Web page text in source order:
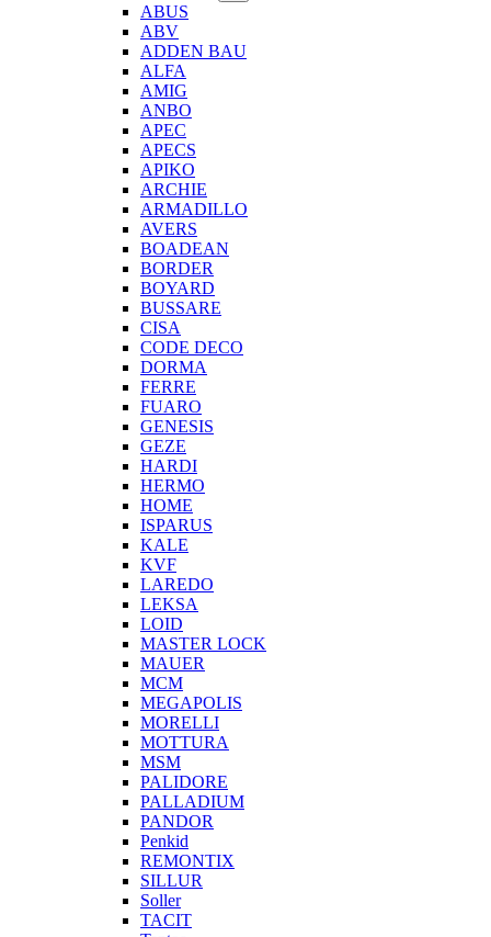
ABUS
ABV
ADDEN BAU
ALFA
AMIG
ANBO
APEC
APECS
APIKO
ARCHIE
ARMADILLO
AVERS
BOADEAN
BORDER
BOYARD
BUSSARE
CISA
CODE DECO
DORMA
FERRE
FUARO
GENESIS
GEZE
HARDI
HERMO
HOMЕ
ISPARUS
KALE
KVF
LAREDO
LEKSA
LOID
MASTER LOCK
MAUER
MCM
MEGAPOLIS
MORELLI
MOTTURA
MSM
PALIDORE
PALLADIUM
PANDOR
Penkid
REMONTIX
SILLUR
Soller
TACIT